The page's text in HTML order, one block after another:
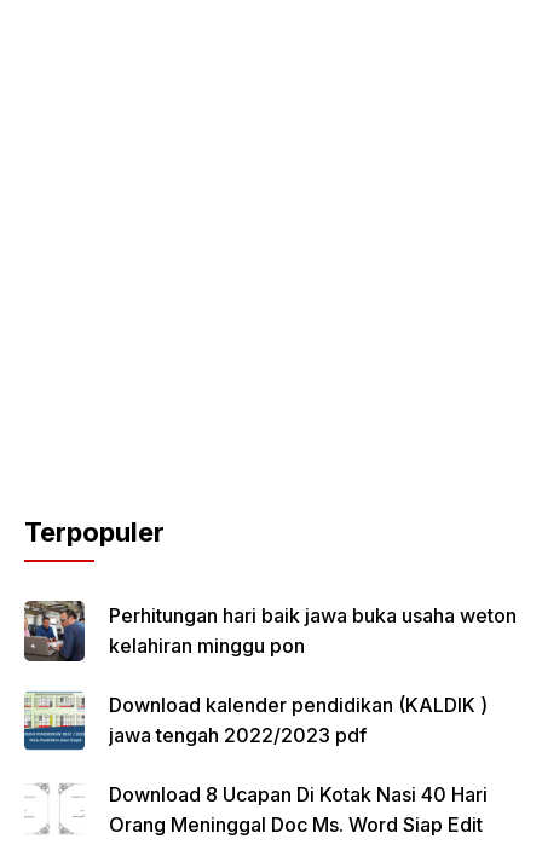
Terpopuler
Perhitungan hari baik jawa buka usaha weton
kelahiran minggu pon
Download kalender pendidikan (KALDIK )
jawa tengah 2022/2023 pdf
Download 8 Ucapan Di Kotak Nasi 40 Hari
Orang Meninggal Doc Ms. Word Siap Edit